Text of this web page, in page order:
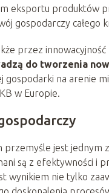
eksportu produktów
gospodarczy całego
przez
do tworzenia
gospodarki na arenie
w Europie.
przemyśle jest jednym
są z efektywności i
wynikiem nie tylko